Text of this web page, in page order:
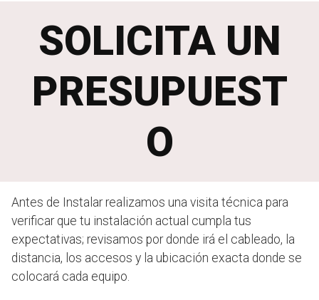
SOLICITA UN
PRESUPUEST
O
Antes de Instalar realizamos una visita técnica para
verificar que tu instalación actual cumpla tus
expectativas; revisamos por donde irá el cableado, la
distancia, los accesos y la ubicación exacta donde se
colocará cada equipo.